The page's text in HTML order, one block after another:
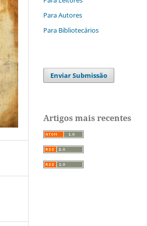
Para Autores
Para Bibliotecários
Enviar Submissão
Artigos mais recentes